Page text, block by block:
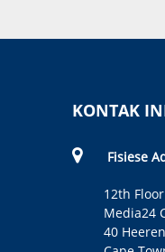
KONTAK
Fisiese
12th Floor
Media24
40